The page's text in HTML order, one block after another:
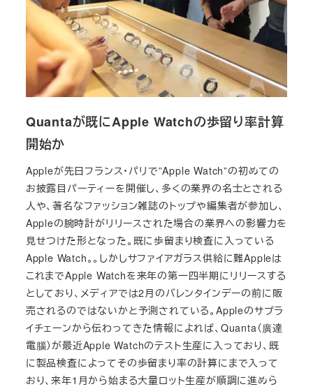
Quantaが既にApple Watchの歩留り率計算
開始か
Appleが先日フランス・パリで”Apple Watch”の初めての
お披露目パーティーを開催し、多くの業界の名士とされる
人や、著名なファッション雑誌のトップや編集者が参加し、
Appleの腕時計がリリースされた場合の業界への影響力を
見せつけた形となった。既に歩留まり検査に入っている
Apple Watch。。しかしサファイアガラス供給に難Appleは
これまでApple Watchを来年の第一四半期にリリースする
としており、メディアでは2月のバレンタインデーの前に販
売されるのではないかと予測されている。Appleのサプラ
イチェーンから伝わってきた情報によれば、Quanta（廣達
電腦）が最近Apple Watchのテスト生産に入っており、既
に製品検査によってその歩留まり率の計算にまで入って
おり、来年1月から始まる大量ロット生産が順調に進めら